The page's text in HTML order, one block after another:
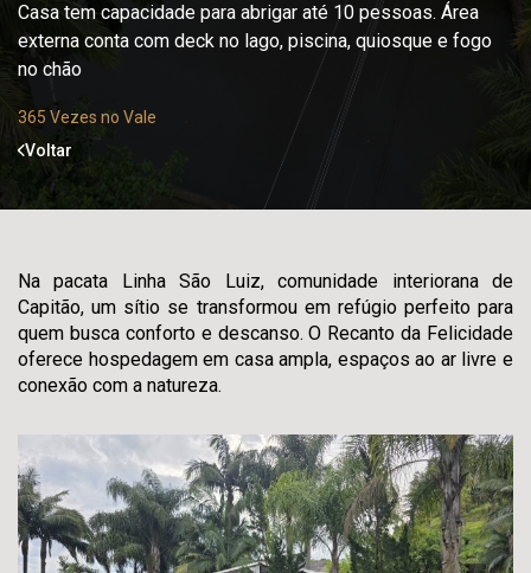
Casa tem capacidade para abrigar até 10 pessoas. Área
externa conta com deck no lago, piscina, quiosque e fogo
no chão
365 Vezes no Vale
Voltar
Na pacata Linha São Luiz, comunidade interiorana de
Capitão, um sítio se transformou em refúgio perfeito para
quem busca conforto e descanso. O Recanto da Felicidade
oferece hospedagem em casa ampla, espaços ao ar livre e
conexão com a natureza.